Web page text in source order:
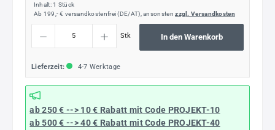
Inhalt: 1 Stück
Ab 199,- € versandkostenfrei (DE/AT), ansonstenzzgl. Versandkosten
Stk In den Warenkorb
Lieferzeit: 4-7 Werktage
ab 250 € --> 10 € Rabatt mit Code PROJEKT-10
ab 500 € --> 40 € Rabatt mit Code PROJEKT-40